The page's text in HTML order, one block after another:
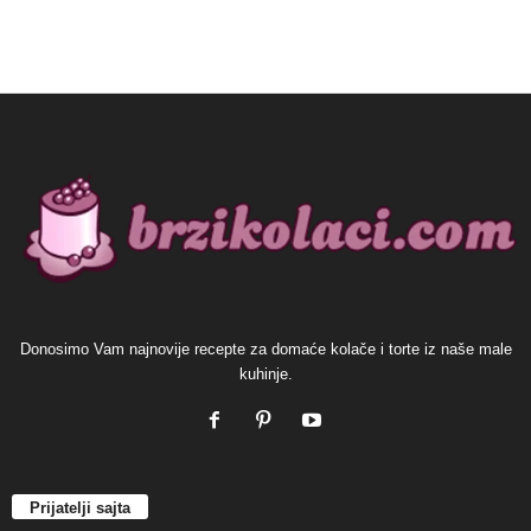
Donosimo Vam najnovije recepte za domaće kolače i torte iz naše male
kuhinje.
Prijatelji sajta